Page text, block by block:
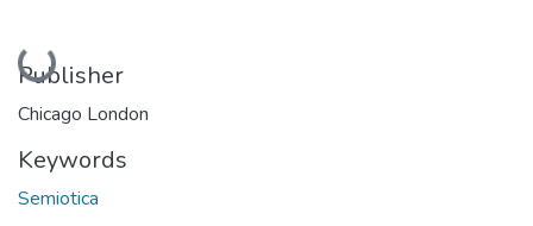
Loading...
Publisher
Chicago London
Keywords
Semiotica